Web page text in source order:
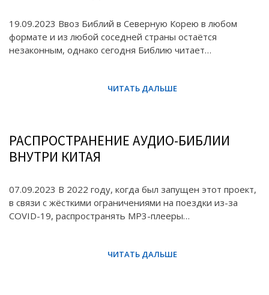
19.09.2023 Ввоз Библий в Северную Корею в любом
формате и из любой соседней страны остаётся
незаконным, однако сегодня Библию читает…
РАСПРОСТРАНЕНИЕ АУДИО-БИБЛИИ
ВНУТРИ КИТАЯ
07.09.2023 В 2022 году, когда был запущен этот проект,
в связи с жёсткими ограничениями на поездки из-за
COVID-19, распространять MP3-плееры…